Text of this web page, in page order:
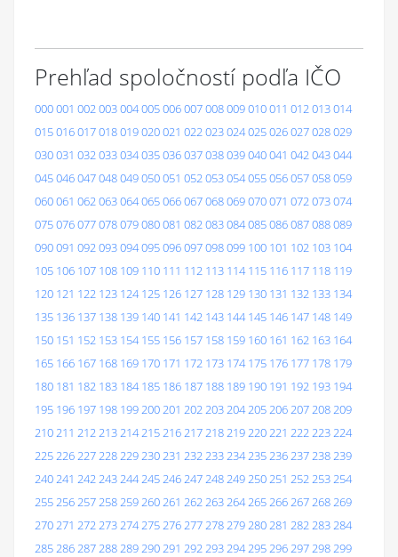
Prehľad spoločností podľa IČO
000001 002003004005006007008009010011 012013014
015016017018019020021 022023024025026027028029
030031 032033034035036037038039040041 042043044
045046047048049050051 052053054055056057058059
060061 062063064065066067068069070071 072073074
075076077078079080081 082083084085086087088089
090091 092093094095096097098099 100 101 102 103 104
105 106 107 108 109 110 111 112 113 114 115 116 117 118 119
120 121 122 123 124 125 126 127 128 129 130 131 132 133 134
135 136 137 138 139 140 141 142 143 144 145 146 147 148 149
150 151 152 153 154 155 156 157 158 159 160 161 162 163 164
165 166 167 168 169 170 171 172 173 174 175 176 177 178 179
180 181 182 183 184 185 186 187 188 189 190 191 192 193 194
195 196 197 198 199200201 202203204205206207208209
210211 212213214215216217218219220221 222223224
225226227228229230231 232233234235236237238239
240241 242243244245246247248249250251 252253254
255256257258259260261 262263264265266267268269
270271 272273274275276277278279280281 282283284
285286287288289290291 292293294295296297298299